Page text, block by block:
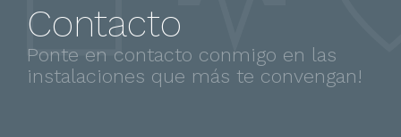
Contacto
Ponte en contacto conmigo en las
instalaciones que más te convengan!